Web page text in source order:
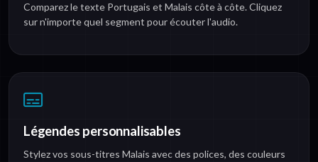
Comparez le texte Portugais et Malais côte à côte. Cliquez
sur n'importe quel segment pour écouter l'audio.
Légendes personnalisables
Stylez vos sous-titres Malais avec des polices, des couleurs